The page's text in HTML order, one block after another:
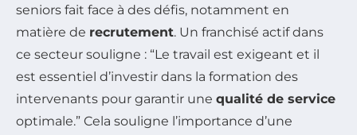
seniors fait face à des défis, notamment en
matière de recrutement. Un franchisé actif dans
ce secteur souligne : “Le travail est exigeant et il
est essentiel d’investir dans la formation des
intervenants pour garantir une qualité de service
optimale.” Cela souligne l’importance d’une